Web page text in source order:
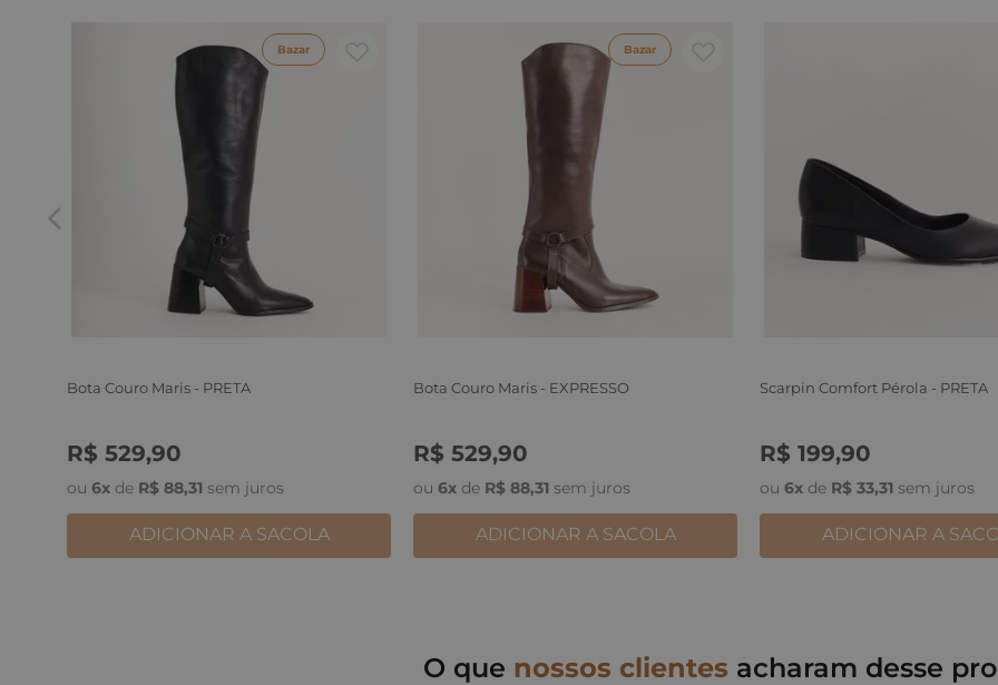
Bazar
Bota Couro Maris - PRETA
R$ 529,90
ou 6x de R$ 88,31 sem juros
36
ADICIONAR A SACOLA
Bazar
Bota Couro Maris - EXPRESSO
R$ 529,90
ou 6x de R$ 88,31 sem juros
36
ADICIONAR A SACOLA
Scarpin Comfort Pérola - PRETA
R$ 199,90
ou 6x de R$ 33,31 sem juros
36
ADICIONAR A
O que nossos clientes acharam desse